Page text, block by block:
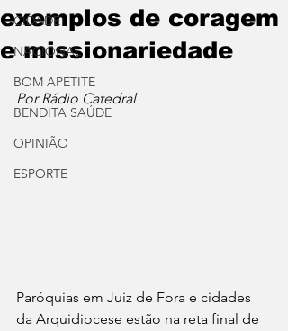
CIDADE
NACIONAL
BOM APETITE
BENDITA SAÚDE
OPINIÃO
ESPORTE
exemplos de coragem
e missionariedade
Por Rádio Catedral
Paróquias em Juiz de Fora e cidades
da Arquidiocese estão na reta final de